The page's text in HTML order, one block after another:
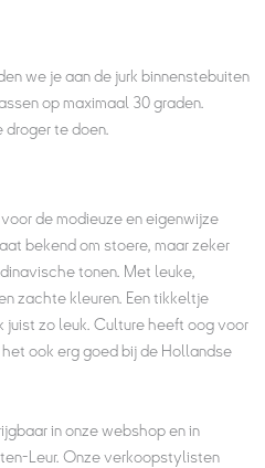
we je aan de jurk binnenstebuiten
op maximaal 30 graden.
te doen.
de modieuze en eigenwijze
bekend om stoere, maar zeker
tonen. Met leuke,
zachte kleuren. Een tikkeltje
juist zo leuk. Culture heeft oog voor
ook erg goed bij de Hollandse
in onze webshop en in
Leur. Onze verkoopstylisten